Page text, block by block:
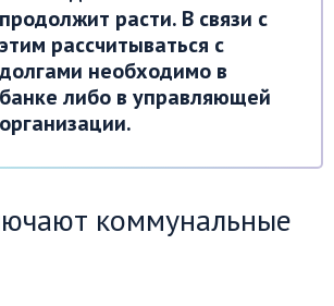
продолжит расти. В связи с
этим рассчитываться с
долгами необходимо в
банке либо в управляющей
организации.
коммунальные